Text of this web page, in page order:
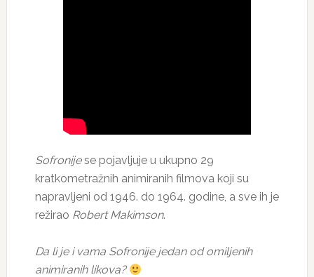
Sofronijese pojavljuje u ukupno 29
kratkometražnih animiranih filmova koji su
napravljeni od 1946. do 1964. godine, a sve ih je
režirao Robert Makimson.
Da li je i vama Sofronije jedan od omiljenih
animiranih likova?